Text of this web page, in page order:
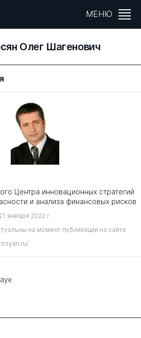
МЕНЮ
Олег Шагенович
Центра инновационных стратегий
и анализа финансовых рисков
января 2022 г.
на момент публикации на сайте